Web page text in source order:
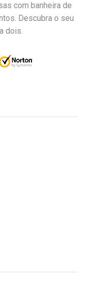
com banheira de
Descubra o seu
dois.